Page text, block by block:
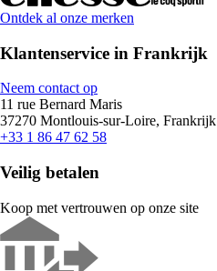
Ontdek al onze merken
Klantenservice in Frankrijk
Neem contact op
11 rue Bernard Maris
37270 Montlouis-sur-Loire, Frankrijk
+33 1 86 47 62 58
Veilig betalen
Koop met vertrouwen op onze site